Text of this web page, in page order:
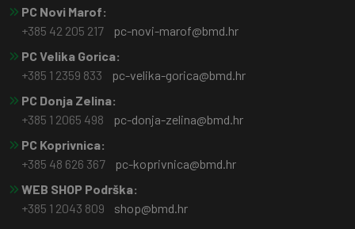
PC Novi Marof:
+385 42 205 217
pc-novi-marof@bmd.hr
PC Velika Gorica:
+385 1 2359 833
pc-velika-gorica@bmd.hr
PC Donja Zelina:
+385 1 2065 498
pc-donja-zelina@bmd.hr
PC Koprivnica:
+385 48 626 367
pc-koprivnica@bmd.hr
WEB SHOP Podrška:
+385 1 2043 809
shop@bmd.hr